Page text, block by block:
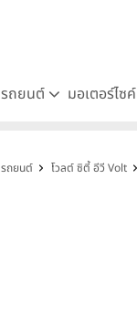
รถยนต์ มอเตอร์ไซค์
รถยนต์ โวลต์ ซิตี้ อีวี Volt